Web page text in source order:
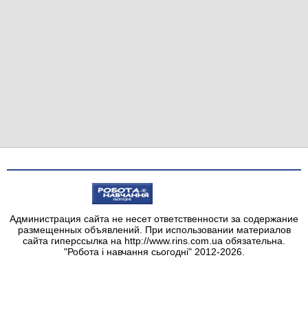
Администрация сайта не несет ответственности за содержание
размещенных объявлений. При использовании материалов
сайта гиперссылка на http://www.rins.com.ua обязательна.
"Робота і навчання сьогодні" 2012-2026.